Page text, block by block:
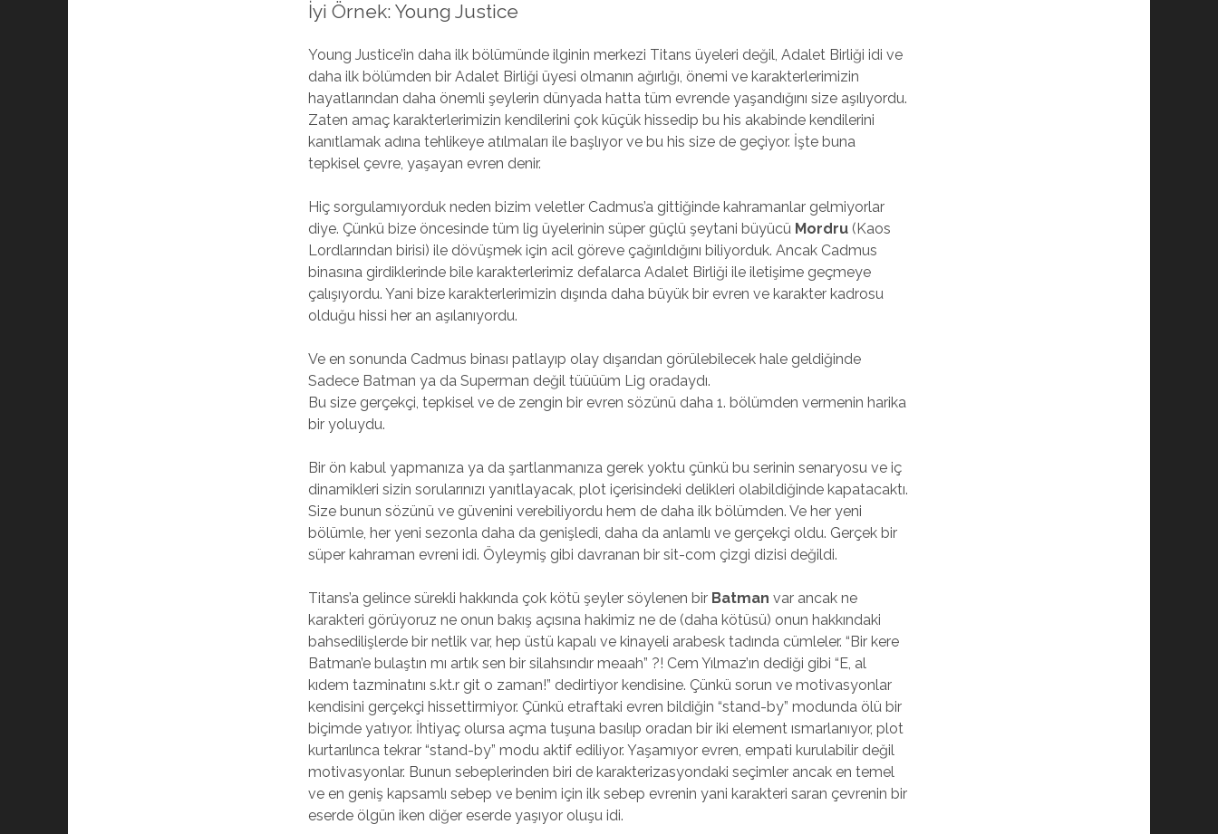
İyi Örnek: Young Justice
Young Justice’in daha ilk bölümünde ilginin merkezi Titans üyeleri değil, Adalet Birliği idi ve
daha ilk bölümden bir Adalet Birliği üyesi olmanın ağırlığı, önemi ve karakterlerimizin
hayatlarından daha önemli şeylerin dünyada hatta tüm evrende yaşandığını size aşılıyordu.
Zaten amaç karakterlerimizin kendilerini çok küçük hissedip bu his akabinde kendilerini
kanıtlamak adına tehlikeye atılmaları ile başlıyor ve bu his size de geçiyor. İşte buna
tepkisel çevre, yaşayan evren denir.
Hiç sorgulamıyorduk neden bizim veletler Cadmus’a gittiğinde kahramanlar gelmiyorlar
diye. Çünkü bize öncesinde tüm lig üyelerinin süper güçlü şeytani büyücü Mordru (Kaos
Lordlarından birisi) ile dövüşmek için acil göreve çağırıldığını biliyorduk. Ancak Cadmus
binasına girdiklerinde bile karakterlerimiz defalarca Adalet Birliği ile iletişime geçmeye
çalışıyordu. Yani bize karakterlerimizin dışında daha büyük bir evren ve karakter kadrosu
olduğu hissi her an aşılanıyordu.
Ve en sonunda Cadmus binası patlayıp olay dışarıdan görülebilecek hale geldiğinde
Sadece Batman ya da Superman değil tüüüüm Lig oradaydı.
Bu size gerçekçi, tepkisel ve de zengin bir evren sözünü daha 1. bölümden vermenin harika
bir yoluydu.
Bir ön kabul yapmanıza ya da şartlanmanıza gerek yoktu çünkü bu serinin senaryosu ve iç
dinamikleri sizin sorularınızı yanıtlayacak, plot içerisindeki delikleri olabildiğinde kapatacaktı.
Size bunun sözünü ve güvenini verebiliyordu hem de daha ilk bölümden. Ve her yeni
bölümle, her yeni sezonla daha da genişledi, daha da anlamlı ve gerçekçi oldu. Gerçek bir
süper kahraman evreni idi. Öyleymiş gibi davranan bir sit-com çizgi dizisi değildi.
Titans’a gelince sürekli hakkında çok kötü şeyler söylenen bir Batman var ancak ne
karakteri görüyoruz ne onun bakış açısına hakimiz ne de (daha kötüsü) onun hakkındaki
bahsedilişlerde bir netlik var, hep üstü kapalı ve kinayeli arabesk tadında cümleler. “Bir kere
Batman’e bulaştın mı artık sen bir silahsındır meaah” ?! Cem Yılmaz’ın dediği gibi “E, al
kıdem tazminatını s.kt.r git o zaman!” dedirtiyor kendisine. Çünkü sorun ve motivasyonlar
kendisini gerçekçi hissettirmiyor. Çünkü etraftaki evren bildiğin “stand-by” modunda ölü bir
biçimde yatıyor. İhtiyaç olursa açma tuşuna basılıp oradan bir iki element ısmarlanıyor, plot
kurtarılınca tekrar “stand-by” modu aktif ediliyor. Yaşamıyor evren, empati kurulabilir değil
motivasyonlar. Bunun sebeplerinden biri de karakterizasyondaki seçimler ancak en temel
ve en geniş kapsamlı sebep ve benim için ilk sebep evrenin yani karakteri saran çevrenin bir
eserde ölgün iken diğer eserde yaşıyor oluşu idi.